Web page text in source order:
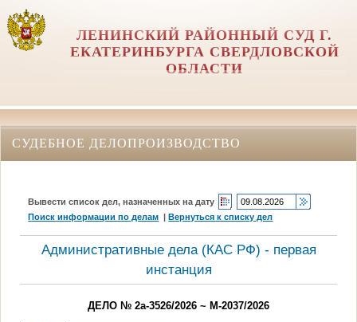
ЛЕНИНСКИЙ РАЙОННЫЙ СУД Г.
ЕКАТЕРИНБУРГА СВЕРДЛОВСКОЙ
ОБЛАСТИ
СУДЕБНОЕ ДЕЛОПРОИЗВОДСТВО
Вывести список дел, назначенных на дату
Поиск информации по делам |Вернуться к списку дел
Административные дела (КАC РФ) - первая
инстанция
ДЕЛО № 2а-3526/2026 ~ М-2037/2026